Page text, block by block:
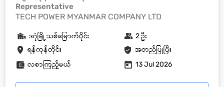
Representative
TECH POWER MYANMAR COMPANY LTD
ရန်ကုန်တိုင်း အတည်ပြုပြီး
ဒဂုံမြို့သစ်မြောက်ပိုင်း 2 ဦး
လစာကြည့်မယ် 13 Jul 2026